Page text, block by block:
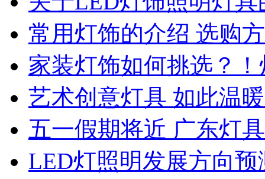
常用灯饰的介绍 选购
家装灯饰如何挑选？
艺术创意灯具 如此温暖
五一假期将近 广东灯
LED灯照明发展方向预